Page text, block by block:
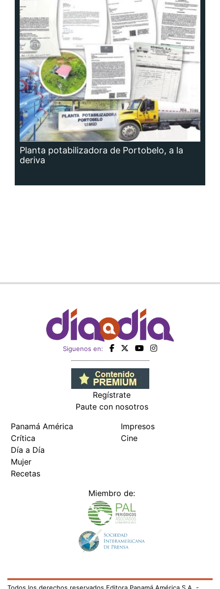
Planta potabilizadora de Portobelo, a la
deriva
Siguenos en:
Regístrate
Paute con nosotros
Panamá América
Crítica
Día a Día
Mujer
Recetas
Impresos
Cine
Miembro de: